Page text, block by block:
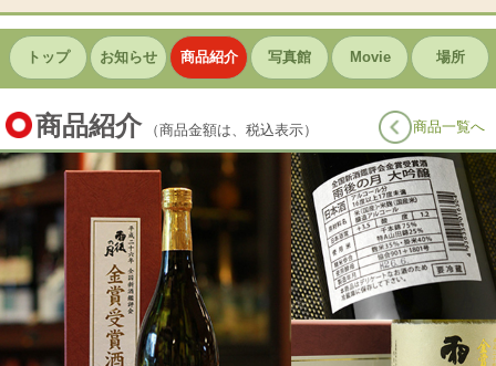
トップ お知らせ 商品紹介 写真館 Movie 場所
商品紹介 （商品金額は、税込表示） 商品一覧へ